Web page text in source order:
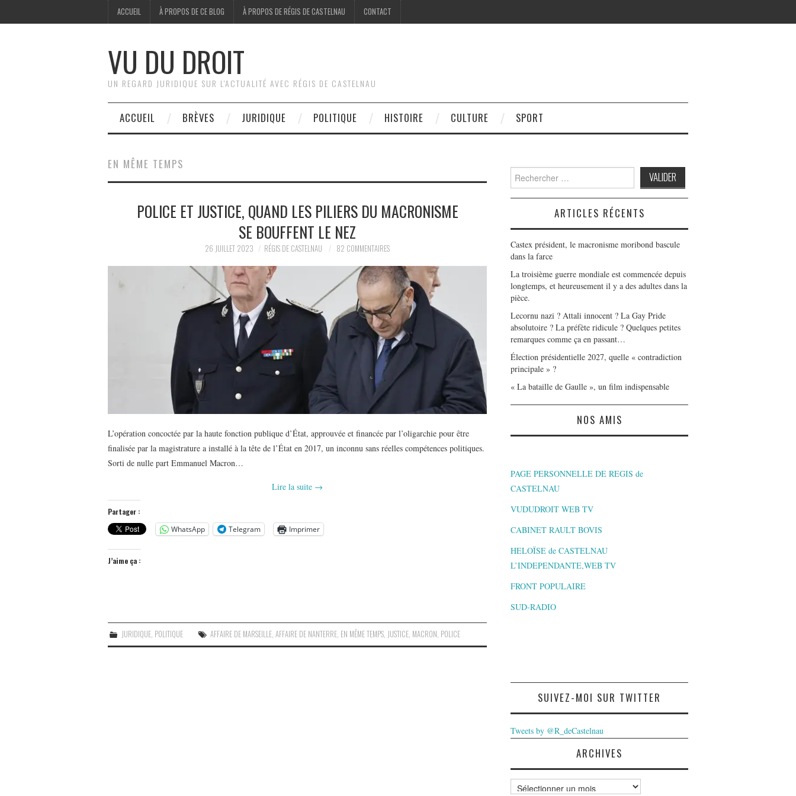
ACCUEIL À PROPOS DE CE BLOG À PROPOS DE RÉGIS DE CASTELNAU CONTACT
VU DU DROIT
UN REGARD JURIDIQUE SUR L'ACTUALITÉ AVEC RÉGIS DE CASTELNAU
ACCUEIL BRÈVES JURIDIQUE POLITIQUE HISTOIRE CULTURE SPORT
EN MÊME TEMPS
POLICE ET JUSTICE, QUAND LES PILIERS DU MACRONISME
SE BOUFFENT LE NEZ
26 JUILLET 2023 RÉGIS DE CASTELNAU 82 COMMENTAIRES
L’opération concoctée par la haute fonction publique d’État, approuvée et financée par l’oligarchie pour être
finalisée par la magistrature a installé à la tête de l’État en 2017, un inconnu sans réelles compétences politiques.
Sorti de nulle part Emmanuel Macron…
Lire la suite →
Partager :
WhatsApp
Telegram Imprimer
J’aime ça :
JURIDIQUE POLITIQUE AFFAIRE DE MARSEILLE ,AFFAIRE DE NANTERRE EN MÊME TEMPS JUSTICE MACRON POLICE
Search
for:
ARTICLES RÉCENTS
Castex président, le macronisme moribond bascule
dans la farce
La troisième guerre mondiale est commencée depuis
longtemps, et heureusement il y a des adultes dans la
pièce.
Lecornu nazi ? Attali innocent ? La Gay Pride
absolutoire ? La préfète ridicule ? Quelques petites
remarques comme ça en passant…
Élection présidentielle 2027, quelle « contradiction
principale » ?
« La bataille de Gaulle », un film indispensable
NOS AMIS
PAGE PERSONNELLE DE REGIS de
CASTELNAU
VUDUDROIT WEB TV
CABINET RAULT BOVIS
HELOÏSE de CASTELNAU
L’INDEPENDANTE,WEB TV
FRONT POPULAIRE
SUD-RADIO
SUIVEZ-MOI SUR TWITTER
Tweets by @R_deCastelnau
ARCHIVES
Archives